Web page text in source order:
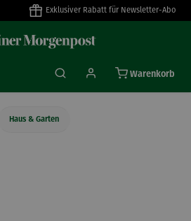
Exklusiver Rabatt für Newsletter-Abo
Warenkorb
Haus & Garten